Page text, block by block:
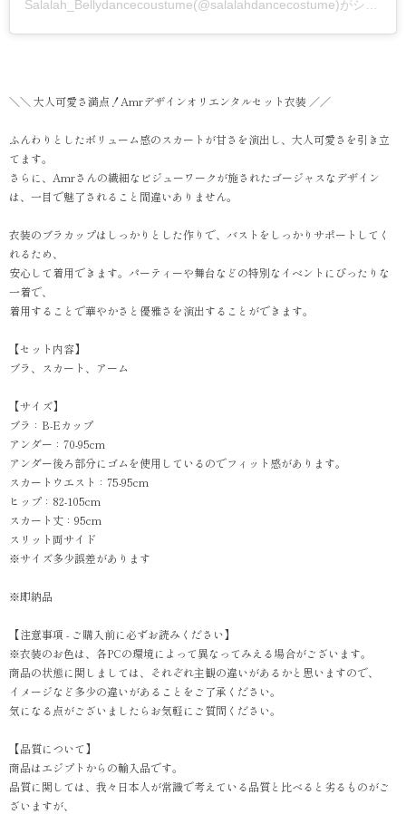
＼＼ 大人可愛さ満点！Amrデザインオリエンタルセット衣装 ／／
ふんわりとしたボリューム感のスカートが甘さを演出し、大人可愛さを引き立
てます。
さらに、Amrさんの繊細なビジューワークが施されたゴージャスなデザイン
は、一目で魅了されること間違いありません。
衣装のブラカップはしっかりとした作りで、バストをしっかりサポートしてく
れるため、
安心して着用できます。パーティーや舞台などの特別なイベントにぴったりな
一着で、
着用することで華やかさと優雅さを演出することができます。
【セット内容】
ブラ、スカート、アーム
【サイズ】
ブラ：B-Eカップ
アンダー：70-95cm
アンダー後ろ部分にゴムを使用しているのでフィット感があります。
スカートウエスト：75-95cm
ヒップ：82-105cm
スカート丈：95cm
スリット両サイド
※サイズ多少誤差があります
※即納品
【注意事項 - ご購入前に必ずお読みください】
※衣装のお色は、各PCの環境によって異なってみえる場合がございます。
商品の状態に関しましては、それぞれ主観の違いがあるかと思いますので、
イメージなど多少の違いがあることをご了承ください。
気になる点がございましたらお気軽にご質問ください。
【品質について】
商品はエジプトからの輸入品です。
品質に関しては、我々日本人が常識で考えている品質と比べると劣るものがご
ざいますが、